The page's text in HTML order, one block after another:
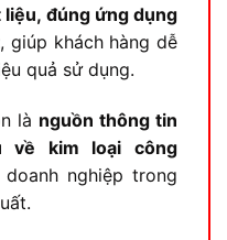
liệu, đúng ứng dụng
, giúp khách hàng dễ
quả sử dụng.
là nguồn thông tin
về kim loại công
nghiệp trong